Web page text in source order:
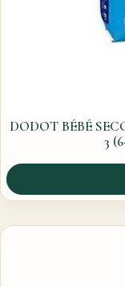
DODOT BÉBÉ
3